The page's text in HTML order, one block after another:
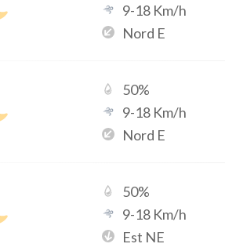
9-18 Km/h
Nord E
50%
9-18 Km/h
Nord E
50%
9-18 Km/h
Est NE